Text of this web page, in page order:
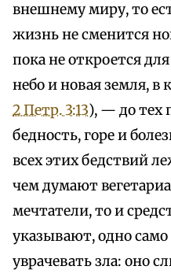
внешнему миру, то
жизнь не сменится
пока не откроется
небо и новая земля, в
2 Петр. 3:13), — до тех
бедность, горе и
всех этих бедствий
чем думают
мечтатели, то и
указывают, одно
уврачевать зла: оно